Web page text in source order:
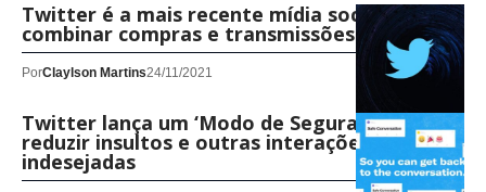
Twitter é a mais recente mídia social a
combinar compras e transmissões ao vivo
PorClaylson Martins24/11/2021
Twitter lança um ‘Modo de Segurança’ para
reduzir insultos e outras interações
indesejadas